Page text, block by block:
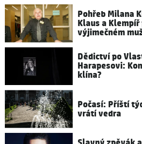
Pohřeb Milana
Klaus a
výjimečném
Dědictví po
Harapesovi:
klína?
Počasí: Příští
vrátí vedra